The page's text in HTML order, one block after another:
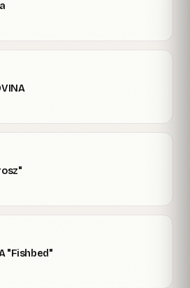
"Fishbed"